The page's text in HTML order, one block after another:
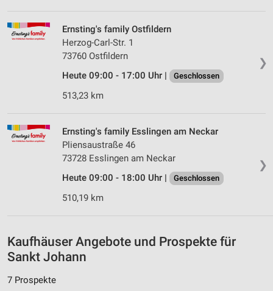
❯
Ernsting's family Ostfildern
Herzog-Carl-Str. 1
73760 Ostfildern
Heute 09:00 - 17:00 Uhr |
Geschlossen
513,23 km
❯
Ernsting's family Esslingen am Neckar
Pliensaustraße 46
73728 Esslingen am Neckar
Heute 09:00 - 18:00 Uhr |
Geschlossen
510,19 km
Kaufhäuser Angebote und Prospekte für
Sankt Johann
7 Prospekte
Speichern von oder Zugriff auf Informationen
auf einem Endgerät
Verwendung reduzierter Daten zur Auswahl von
Werbeanzeigen
Erstellung von Profilen für personalisierte
Verwendung von Profilen zur Auswahl
personalisierter Werbung
Erstellung von Profilen zur Personalisierung
von Inhalten
Verwendung von Profilen zur Auswahl
Messung der Werbeleistung
Messung der Performance von Inhalten
Analyse von Zielgruppen durch Statistiken oder